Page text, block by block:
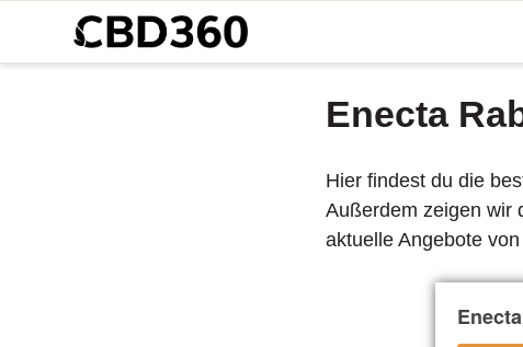
Enecta
Hier findest du die
Außerdem zeigen wir
aktuelle Angebote